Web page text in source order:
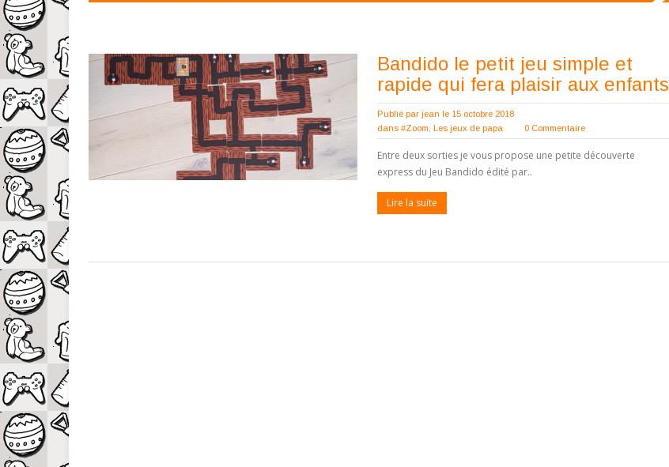
Bandido le petit jeu simple et
rapide qui fera plaisir aux enfants
Publié par jean le 15 octobre 2018
dans #Zoom Les jeux de papa 0 Commentaire
Entre deux sorties je vous propose une petite découverte
express du Jeu Bandido édité par..
Lire la suite